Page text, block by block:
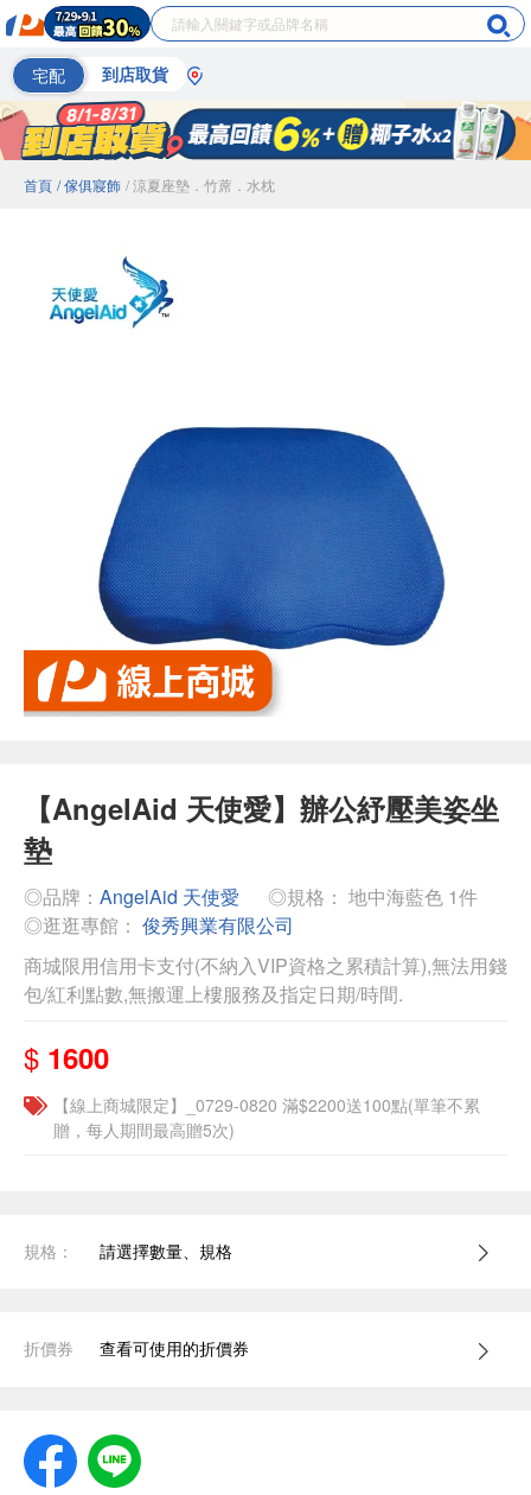
宅配 到店取貨
首頁 / 傢俱寢飾 / 涼夏座墊．竹蓆．水枕
【AngelAid 天使愛】辦公紓壓美姿坐
墊
◎品牌： AngelAid 天使愛
◎規格： 地中海藍色 1件
◎逛逛專館： 俊秀興業有限公司
商城限用信用卡支付(不納入VIP資格之累積計算),無法用錢
包/紅利點數,無搬運上樓服務及指定日期/時間.
$ 1600
【線上商城限定】_0729-0820 滿$2200送100點(單筆不累
贈，每人期間最高贈5次)
規格： 請選擇數量、規格
折價券 查看可使用的折價券